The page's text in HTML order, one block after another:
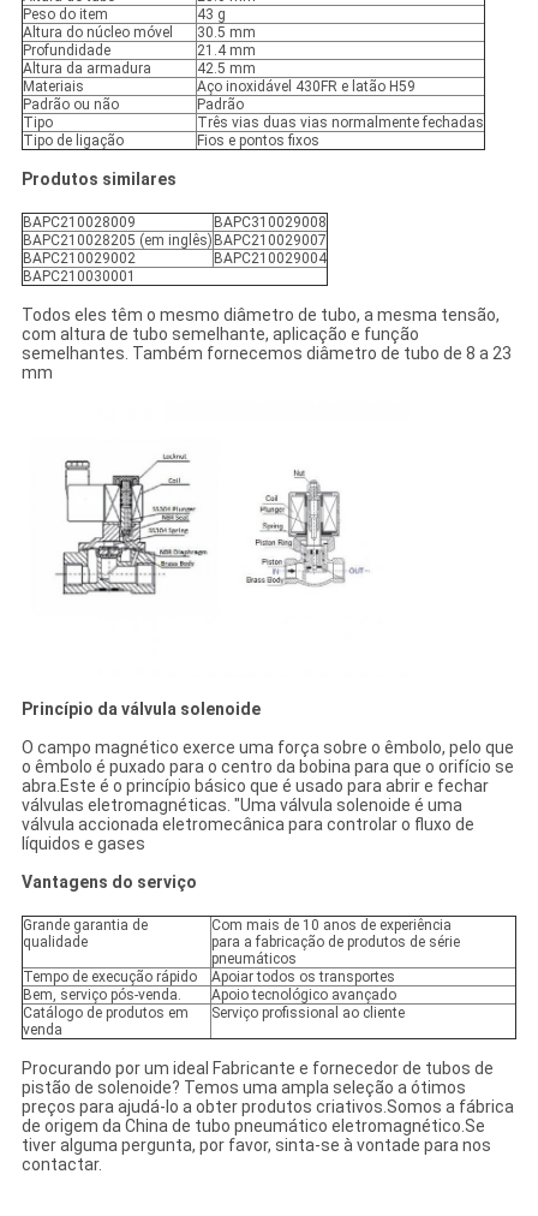
Peso do item
43 g
Altura do núcleo móvel
30.5 mm
Profundidade
21.4 mm
Altura da armadura
42.5 mm
Materiais
Aço inoxidável 430FR e latão H59
Padrão ou não
Padrão
Tipo
Três vias duas vias normalmente fechadas
Tipo de ligação
Fios e pontos fixos
Produtos similares
BAPC210028009
BAPC310029008
BAPC210028205 (em inglês) BAPC210029007
BAPC210029002
BAPC210029004
BAPC210030001
Todos eles têm o mesmo diâmetro de tubo, a mesma tensão,
com altura de tubo semelhante, aplicação e função
semelhantes. Também fornecemos diâmetro de tubo de 8 a 23
mm
Princípio da válvula solenoide
O campo magnético exerce uma força sobre o êmbolo, pelo que
o êmbolo é puxado para o centro da bobina para que o orifício se
abra.Este é o princípio básico que é usado para abrir e fechar
válvulas eletromagnéticas. "Uma válvula solenoide é uma
válvula accionada eletromecânica para controlar o fluxo de
líquidos e gases
Vantagens do serviço
Grande garantia de
qualidade
Com mais de 10 anos de experiência
para a fabricação de produtos de série
pneumáticos
Tempo de execução rápido
Apoiar todos os transportes
Bem, serviço pós-venda.
Apoio tecnológico avançado
Catálogo de produtos em
venda
Serviço profissional ao cliente
Procurando por um ideal Fabricante e fornecedor de tubos de
pistão de solenoide? Temos uma ampla seleção a ótimos
preços para ajudá-lo a obter produtos criativos.Somos a fábrica
de origem da China de tubo pneumático eletromagnético.Se
tiver alguma pergunta, por favor, sinta-se à vontade para nos
contactar.